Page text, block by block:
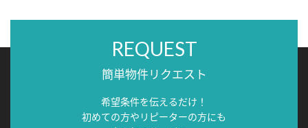
REQUEST
簡単物件リクエスト
希望条件を伝えるだけ！
初めての方やリピーターの方にも